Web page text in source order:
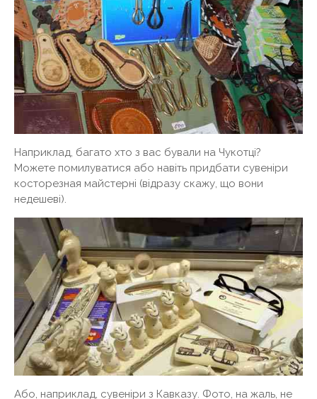
Наприклад, багато хто з вас бували на Чукотці?
Можете помилуватися або навіть придбати сувеніри
косторезная майстерні (відразу скажу, що вони
недешеві).
Або, наприклад, сувеніри з Кавказу. Фото, на жаль, не